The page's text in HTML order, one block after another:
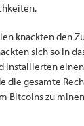
knackten den
sich so in
installierten
die gesamte
Bitcoins zu